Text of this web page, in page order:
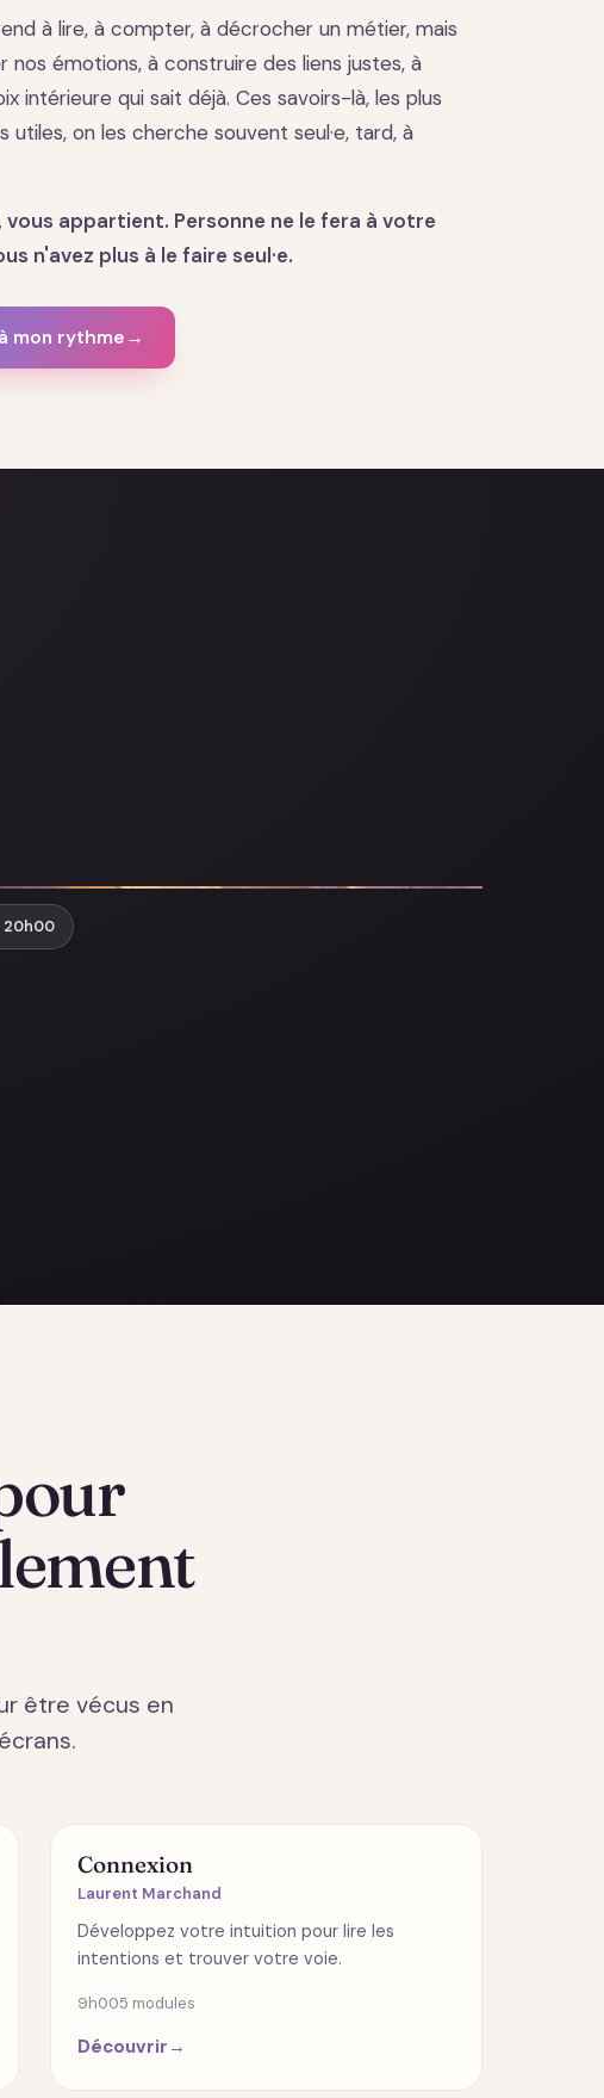
à lire, à compter, à décrocher un métier, mais
nos émotions, à construire des liens justes, à
intérieure qui sait déjà. Ces savoirs-là, les plus
utiles, on les cherche souvent seul·e, tard, à
vous appartient. Personne ne le fera à votre
n'avez plus à le faire seul·e.
mon rythme →
20h00
être vécus en
RELATIONS
Connexion
Laurent Marchand
Développez votre intuition pour lire les
intentions et trouver votre voie.
9h005 modules
Découvrir →